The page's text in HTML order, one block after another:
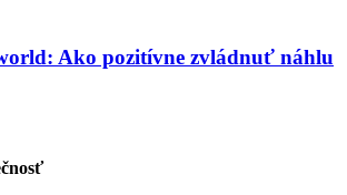
Ako pozitívne zvládnuť náhlu